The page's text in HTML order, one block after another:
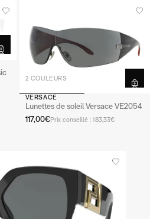
2 COULEURS
VERSACE
Lunettes de soleil Versace VE2054
117,00€Prix conseillé : 183,33€